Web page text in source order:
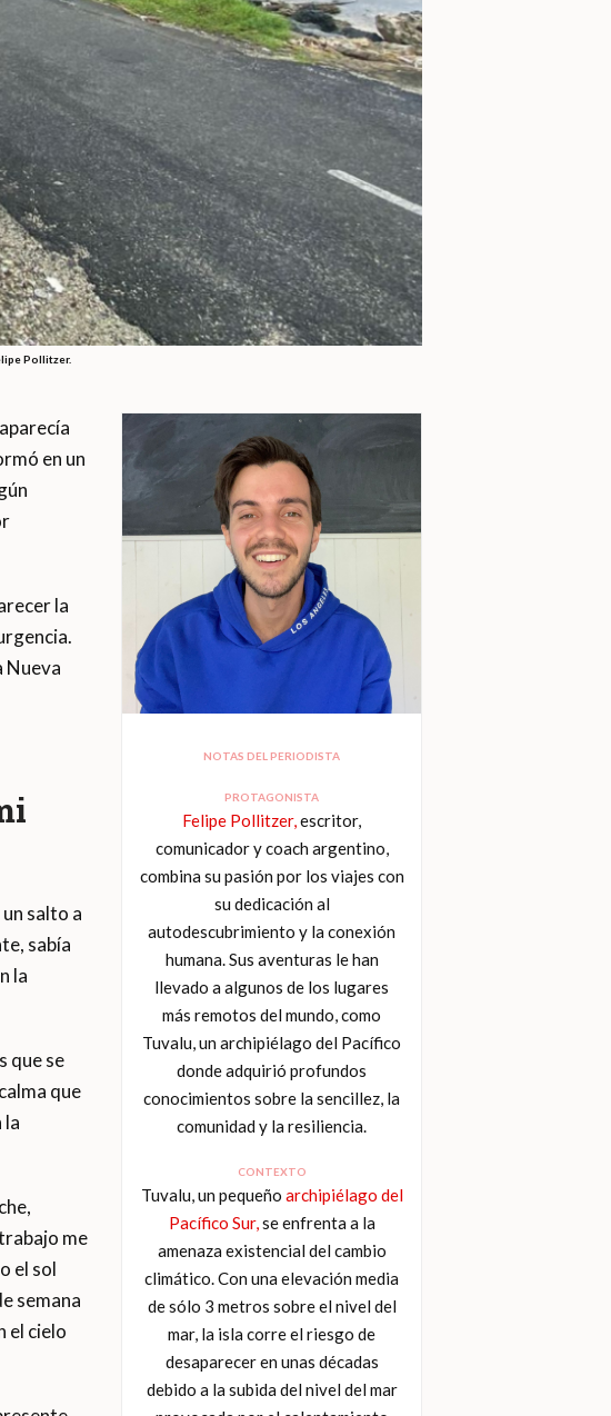
Pollitzer.
NOTAS DEL PERIODISTA
PROTAGONISTA
Felipe Pollitzer,escritor,
comunicador y coach argentino,
combina su pasión por los viajes con
su dedicación al
autodescubrimiento y la conexión
humana. Sus aventuras le han
llevado a algunos de los lugares
más remotos del mundo, como
Tuvalu, un archipiélago del Pacífico
donde adquirió profundos
conocimientos sobre la sencillez, la
comunidad y la resiliencia.
CONTEXTO
Tuvalu, un pequeño archipiélago del
Pacífico Sur,se enfrenta a la
amenaza existencial del cambio
climático. Con una elevación media
de sólo 3 metros sobre el nivel del
mar, la isla corre el riesgo de
desaparecer en unas décadas
debido a la subida del nivel del mar
en un
la
Nueva
salto a
sabía
la
que se
que
la
me
el sol
semana
el cielo